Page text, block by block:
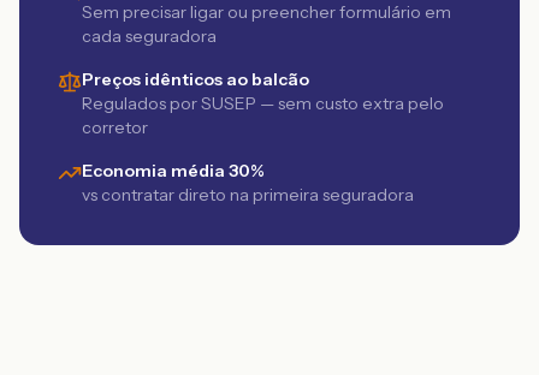
Sem precisar ligar ou preencher formulário em
cada seguradora
Preços idênticos ao balcão
Regulados por SUSEP — sem custo extra pelo
corretor
Economia média 30%
vs contratar direto na primeira seguradora